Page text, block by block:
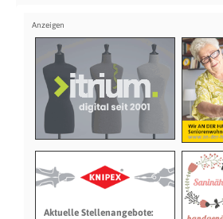
Aktuelle Stellenangebote: